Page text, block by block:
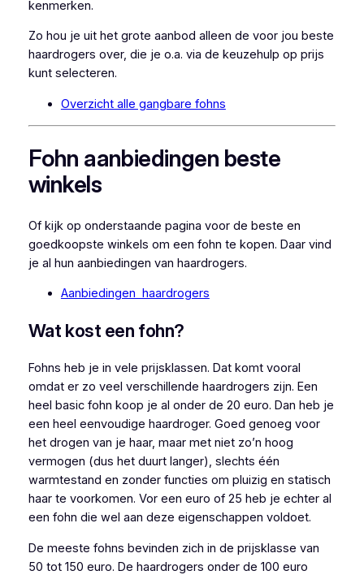
kenmerken.
Zo hou je uit het grote aanbod alleen de voor jou beste
haardrogers over, die je o.a. via de keuzehulp op prijs
kunt selecteren.
Overzicht alle gangbare fohns
Fohn aanbiedingen beste
winkels
Of kijk op onderstaande pagina voor de beste en
goedkoopste winkels om een fohn te kopen. Daar vind
je al hun aanbiedingen van haardrogers.
Aanbiedingen haardrogers
Wat kost een fohn?
Fohns heb je in vele prijsklassen. Dat komt vooral
omdat er zo veel verschillende haardrogers zijn. Een
heel basic fohn koop je al onder de 20 euro. Dan heb je
een heel eenvoudige haardroger. Goed genoeg voor
het drogen van je haar, maar met niet zo’n hoog
vermogen (dus het duurt langer), slechts één
warmtestand en zonder functies om pluizig en statisch
haar te voorkomen. Vor een euro of 25 heb je echter al
een fohn die wel aan deze eigenschappen voldoet.
De meeste fohns bevinden zich in de prijsklasse van
50 tot 150 euro. De haardrogers onder de 100 euro